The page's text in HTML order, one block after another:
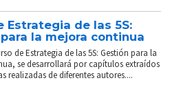
Estrategia de las 5S:
la mejora continua
de Estrategia de las 5S: Gestión para la
se desarrollará por capítulos extraídos
realizadas de diferentes autores....